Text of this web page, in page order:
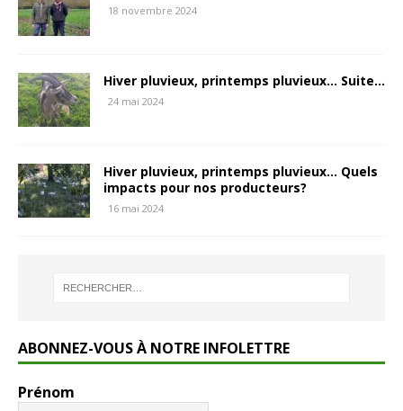
18 novembre 2024
Hiver pluvieux, printemps pluvieux… Suite…
24 mai 2024
Hiver pluvieux, printemps pluvieux… Quels
impacts pour nos producteurs?
16 mai 2024
ABONNEZ-VOUS À NOTRE INFOLETTRE
Prénom